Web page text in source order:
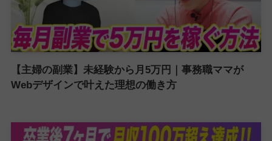
【主婦の副業】未経験から月5万円｜事務職ママが
Webデザインで叶えた理想の働き方